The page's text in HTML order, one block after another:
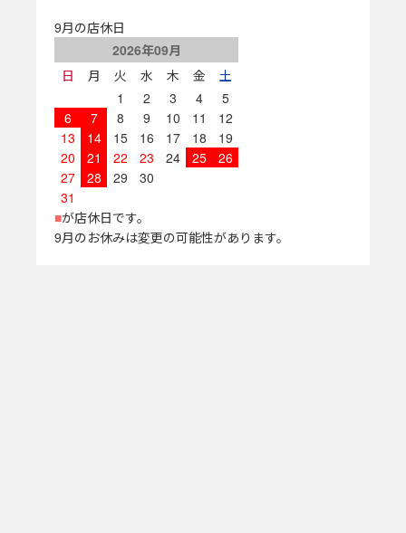
9月の店休日
2026年09月
日
月 火 水 木 金
土
1
2 3 4
5
6
7 8 9 10 11
12
13
14 15 16 17 18
19
20
21 22 23 24 25
26
27
28 29
30
31
■が店休日です。
9月のお休みは変更の可能性があります。